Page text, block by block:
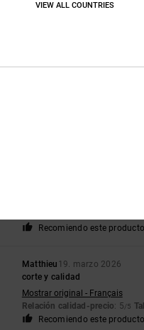
Mostrar original - Deutsch
Isabelle13. mayo 2026
Recomiendo este producto
Matthieu 19. marzo 2026
corte y calidad
Mostrar original - Français
Relación calidad-precio: 5/5
Recomiendo este producto
VIEW ALL COUNTRIES